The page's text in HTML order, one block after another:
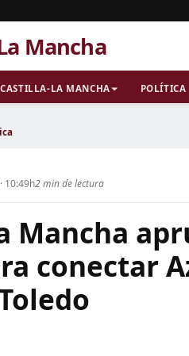
Mancha
CASTILLA-LA MANCHA POLÍTICA
10:49h2 min de lectura
Mancha
conectar